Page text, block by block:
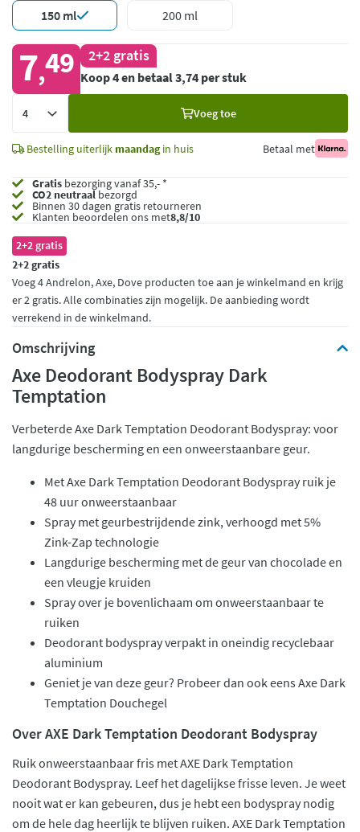
150 ml 200 ml
7,49 2+2 gratis
Koop 4 en betaal 3,74 per stuk
Voeg toe
Bestelling uiterlijk maandagin huis Betaal met
Gratis bezorging vanaf 35,- *
CO2 neutraalbezorgd
Binnen 30 dagen gratis retourneren
Klanten beoordelen ons met8,8/10
2+2 gratis
2+2 gratis
Voeg 4 Andrelon, Axe, Dove producten toe aan je winkelmand en krijg
er 2 gratis. Alle combinaties zijn mogelijk. De aanbieding wordt
verrekend in de winkelmand.
Omschrijving
Axe Deodorant Bodyspray Dark
Temptation
Verbeterde Axe Dark Temptation Deodorant Bodyspray: voor
langdurige bescherming en een onweerstaanbare geur.
Met Axe Dark Temptation Deodorant Bodyspray ruik je
48 uur onweerstaanbaar
Spray met geurbestrijdende zink, verhoogd met 5%
Zink-Zap technologie
Langdurige bescherming met de geur van chocolade en
een vleugje kruiden
Spray over je bovenlichaam om onweerstaanbaar te
ruiken
Deodorant bodyspray verpakt in oneindig recyclebaar
aluminium
Geniet je van deze geur? Probeer dan ook eens Axe Dark
Temptation Douchegel
Over AXE Dark Temptation Deodorant Bodyspray
Ruik onweerstaanbaar fris met AXE Dark Temptation
Deodorant Bodyspray. Leef het dagelijkse frisse leven. Je weet
nooit wat er kan gebeuren, dus je hebt een bodyspray nodig
om de hele dag heerlijk te blijven ruiken. AXE Dark Temptation